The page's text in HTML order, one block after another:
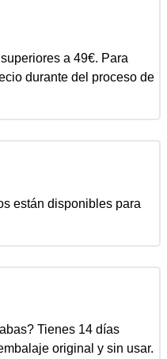
a 49€. Para
durante del proceso de
están disponibles para
Tienes 14 días
original y sin usar.